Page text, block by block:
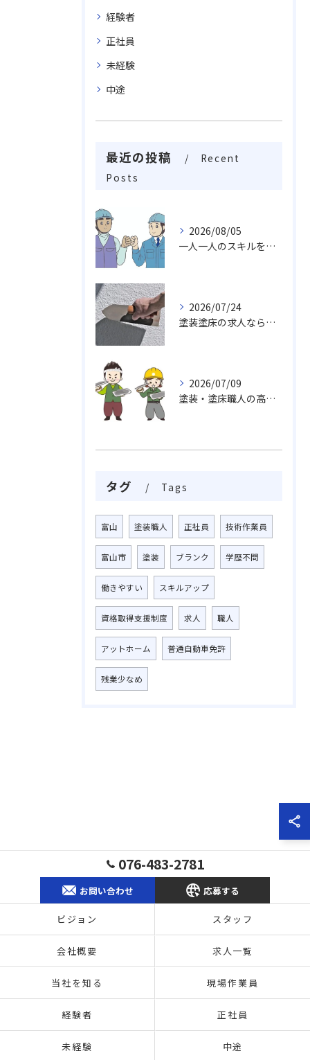
経験者
正社員
未経験
中途
最近の投稿
Recent
Posts
2026/08/05
一人一人のスキルを活かしチームワークや柔軟性を求め成長し続ける職場
2026/07/24
塗装塗床の求人なら…活躍出来る職場未経験・経験者でも求めております。
2026/07/09
塗装・塗床職人の高い技術力、魅力がいっぱい挑戦しませんか
タグ Tags
富山 塗装職人 正社員 技術作業員
富山市 塗装 ブランク 学歴不問
働きやすい スキルアップ
資格取得支援制度 求人 職人
アットホーム 普通自動車免許
残業少なめ
076-483-2781
お問い合わせ 応募する
ビジョン スタッフ
会社概要 求人一覧
当社を知る 現場作業員
経験者 正社員
未経験 中途